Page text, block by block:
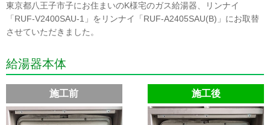
東京都八王子市子にお住まいのK様宅のガス給湯器、リンナイ
「RUF-V2400SAU-1」をリンナイ「RUF-A2405SAU(B)」にお取替
させていただきました。
給湯器本体
施工前 施工後